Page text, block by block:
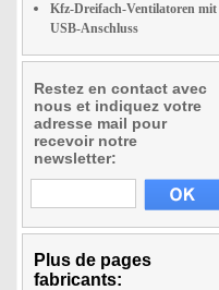
Kfz-Dreifach-Ventilatoren mit
USB-Anschluss
Restez en contact avec
nous et indiquez votre
adresse mail pour
recevoir notre
newsletter:
Plus de pages
fabricants: